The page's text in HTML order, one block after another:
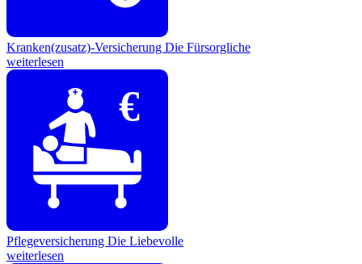
Kranken(zusatz)-Versicherung Die Fürsorgliche
weiterlesen
€
Pflegeversicherung Die Liebevolle
weiterlesen